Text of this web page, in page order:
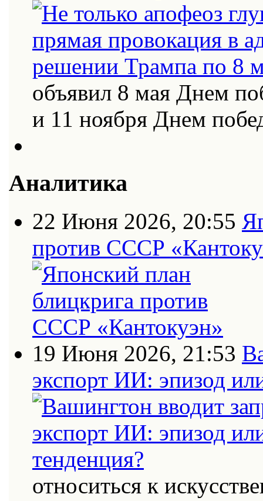
объявил 8 мая Днем
и 11 ноября Днем
Аналитика
22 Июня 2026, 20:55
против СССР
19 Июня 2026, 21:53
экспорт ИИ: эпизод
относиться к